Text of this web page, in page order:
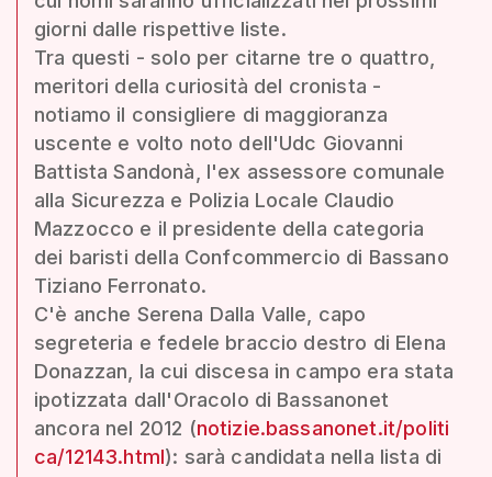
giorni dalle rispettive liste.
Tra questi - solo per citarne tre o quattro,
meritori della curiosità del cronista -
notiamo il consigliere di maggioranza
uscente e volto noto dell'Udc Giovanni
Battista Sandonà, l'ex assessore comunale
alla Sicurezza e Polizia Locale Claudio
Mazzocco e il presidente della categoria
dei baristi della Confcommercio di Bassano
Tiziano Ferronato.
C'è anche Serena Dalla Valle, capo
segreteria e fedele braccio destro di Elena
Donazzan, la cui discesa in campo era stata
ipotizzata dall'Oracolo di Bassanonet
ancora nel 2012 (notizie.bassanonet.it/politi
ca/12143.html): sarà candidata nella lista di